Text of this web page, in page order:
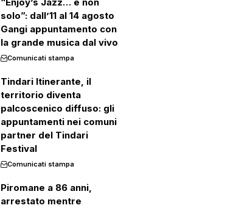
solo”: dall’11 al 14 agosto
Gangi appuntamento con
la grande musica dal vivo
Comunicati stampa
Tindari Itinerante, il
territorio diventa
palcoscenico diffuso: gli
appuntamenti nei comuni
partner del Tindari
Festival
Comunicati stampa
Piromane a 86 anni,
arrestato mentre